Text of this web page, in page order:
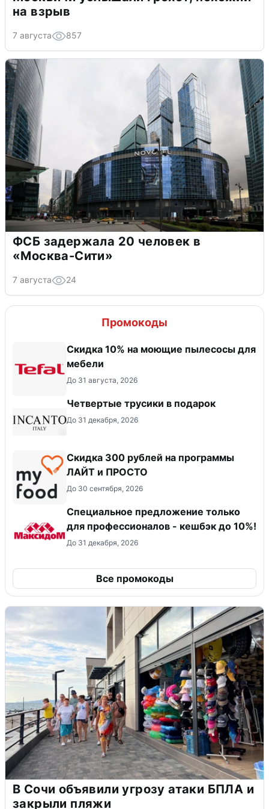
на взрыв
7 августа 857
ФСБ задержала 20 человек в
«Москва-Сити»
7 августа 24
Промокоды
Скидка 10% на моющие пылесосы для
мебели
До 31 августа, 2026
Четвертые трусики в подарок
До 31 декабря, 2026
​Скидка 300 рублей на программы
ЛАЙТ и ПРОСТО
До 30 сентября, 2026
Специальное предложение только
для профессионалов - кешбэк до 10%!
До 31 декабря, 2026
Все промокоды
В Сочи объявили угрозу атаки БПЛА и
закрыли пляжи